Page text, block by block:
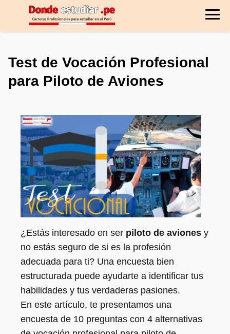
Test de Vocación Profesional
para Piloto de Aviones
¿Estás interesado en ser piloto de aviones y
no estás seguro de si es la profesión
adecuada para ti? Una encuesta bien
estructurada puede ayudarte a identificar tus
habilidades y tus verdaderas pasiones.
En este artículo, te presentamos una
encuesta de 10 preguntas con 4 alternativas